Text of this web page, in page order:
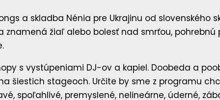
a skladba Nénia pre Ukrajinu od
žiaľ alebo bolesť nad smrťou,
s vystúpeniami DJ-ov a kapiel. Doobeda a
šiestich stageoch. Určite by sme z programu
spoľahlivé, premyslené, nelineárne, úderné,